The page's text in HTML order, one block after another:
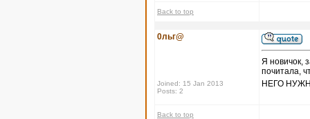
Back to top
0льг@
Joined: 15 Jan 2013
Posts: 2
Я новичок,
почитала,
НЕГО
Back to top